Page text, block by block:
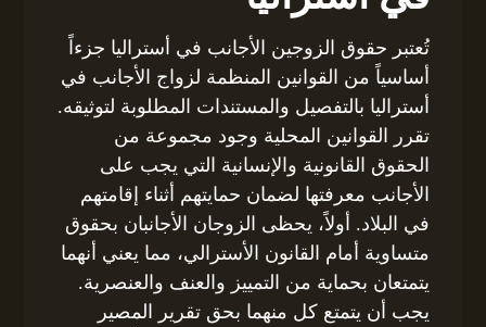
تُعتبر حقوق الزوجين الأجانب في أستراليا جزءاً
أساسياً من القوانين المنظمة لزواج الأجانب في
أستراليا بالتفصيل والمستندات المطلوبة لتوثيقه.
تقرر القوانين المحلية وجود مجموعة من
الحقوق القانونية والإنسانية التي يجب على
الأجانب معرفتها لضمان حمايتهم أثناء إقامتهم
في البلاد. أولاً، يحظى الزوجان الأجانبان بحقوق
متساوية أمام القانون الأسترالي، مما يعني أنهما
يتمتعان بحماية من التمييز والعنف والعنصرية.
يجب أن يتمتع كل منهما بحق تقرير المصير